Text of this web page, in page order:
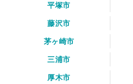
平塚市
藤沢市
茅ヶ崎市
三浦市
厚木市